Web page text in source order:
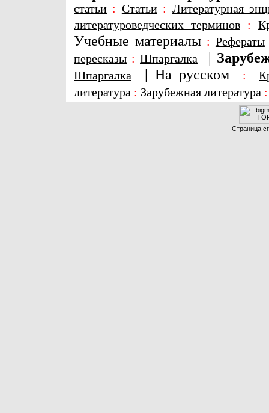
статьи : Статьи: Литературная
литературоведческих терминов:
Учебные материалы : Рефераты
пересказы : Шпаргалка |
Шпаргалка | На русском :
литература : Зарубежная литература
Страница